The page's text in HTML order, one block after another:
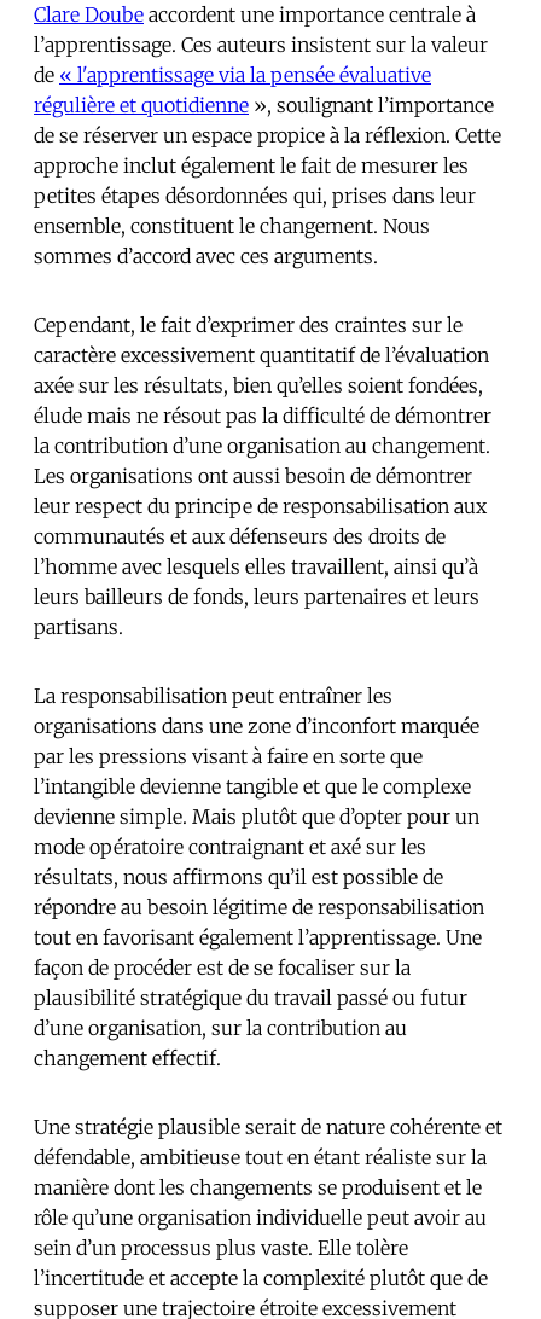
Clare Doube accordent une importance centrale à
l’apprentissage. Ces auteurs insistent sur la valeur
de « l'apprentissage via la pensée évaluative
régulière et quotidienne », soulignant l’importance
de se réserver un espace propice à la réflexion. Cette
approche inclut également le fait de mesurer les
petites étapes désordonnées qui, prises dans leur
ensemble, constituent le changement. Nous
sommes d’accord avec ces arguments.
Cependant, le fait d’exprimer des craintes sur le
caractère excessivement quantitatif de l’évaluation
axée sur les résultats, bien qu’elles soient fondées,
élude mais ne résout pas la difficulté de démontrer
la contribution d’une organisation au changement.
Les organisations ont aussi besoin de démontrer
leur respect du principe de responsabilisation aux
communautés et aux défenseurs des droits de
l’homme avec lesquels elles travaillent, ainsi qu’à
leurs bailleurs de fonds, leurs partenaires et leurs
partisans.
La responsabilisation peut entraîner les
organisations dans une zone d’inconfort marquée
par les pressions visant à faire en sorte que
l’intangible devienne tangible et que le complexe
devienne simple. Mais plutôt que d’opter pour un
mode opératoire contraignant et axé sur les
résultats, nous affirmons qu’il est possible de
répondre au besoin légitime de responsabilisation
tout en favorisant également l’apprentissage. Une
façon de procéder est de se focaliser sur la
plausibilité stratégique du travail passé ou futur
d’une organisation, sur la contribution au
changement effectif.
Une stratégie plausible serait de nature cohérente et
défendable, ambitieuse tout en étant réaliste sur la
manière dont les changements se produisent et le
rôle qu’une organisation individuelle peut avoir au
sein d’un processus plus vaste. Elle tolère
l’incertitude et accepte la complexité plutôt que de
supposer une trajectoire étroite excessivement